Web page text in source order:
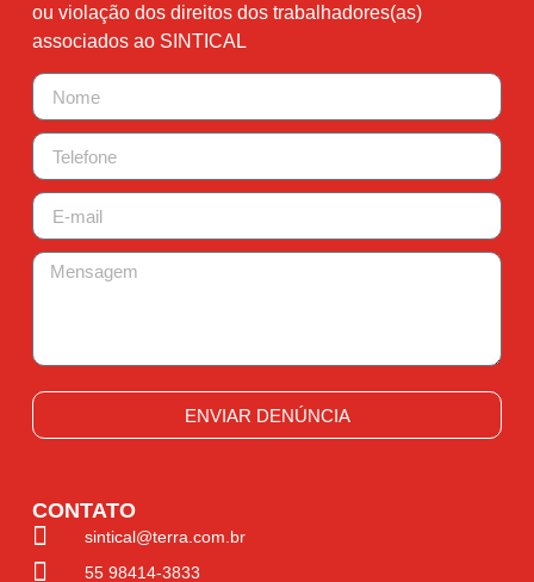
ou violação dos direitos dos trabalhadores(as)
associados ao SINTICAL
ENVIAR DENÚNCIA
CONTATO
sintical@terra.com.br
55 98414-3833